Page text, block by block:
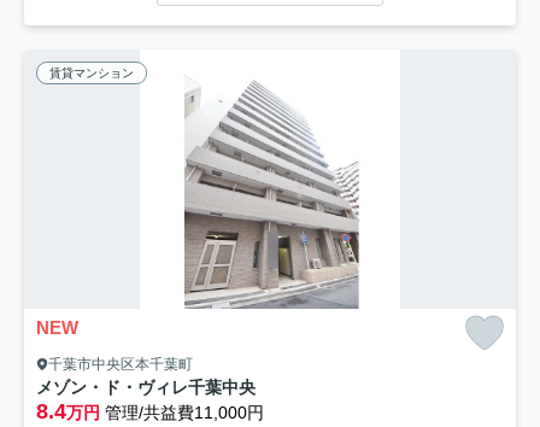
賃貸マンション
NEW
千葉市中央区本千葉町
メゾン・ド・ヴィレ千葉中央
8.4万円 管理/共益費11,000円